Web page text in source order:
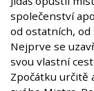
společenství
od ostatních,
Nejprve se
svou vlastní
Zpočátku určitě